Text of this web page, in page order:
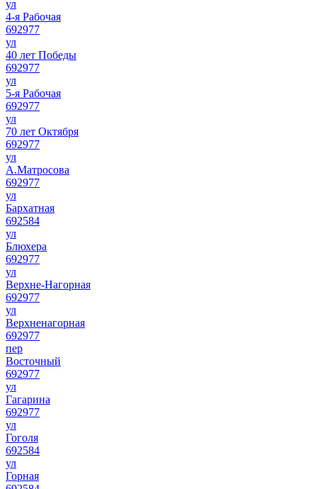
ул
4-я Рабочая
692977
ул
40 лет Победы
692977
ул
5-я Рабочая
692977
ул
70 лет Октября
692977
ул
А.Матросова
692977
ул
Бархатная
692584
ул
Блюхера
692977
ул
Верхне-Нагорная
692977
ул
Верхненагорная
692977
пер
Восточный
692977
ул
Гагарина
692977
ул
Гоголя
692584
ул
Горная